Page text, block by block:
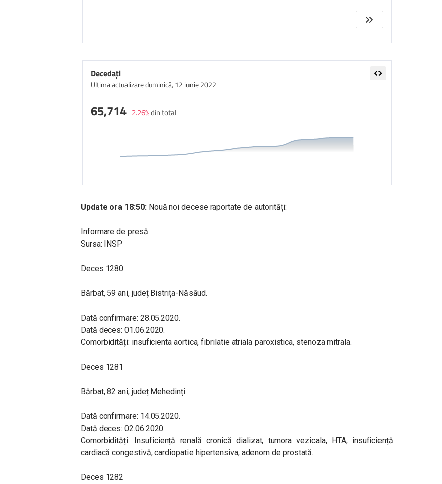
Update ora 18:50: Nouă noi decese raportate de autorități:
Informare de presă
Sursa: INSP
Deces 1280
Bărbat, 59 ani, județ Bistrița-Năsăud.
Dată confirmare: 28.05.2020.
Dată deces: 01.06.2020.
Comorbidități: insuficienta aortica, fibrilatie atriala paroxistica, stenoza mitrala.
Deces 1281
Bărbat, 82 ani, județ Mehedinți.
Dată confirmare: 14.05.2020.
Dată deces: 02.06.2020.
Comorbidități: Insuficiență renală cronică dializat, tumora vezicala, HTA, insuficiență
cardiacă congestivă, cardiopatie hipertensiva, adenom de prostată.
Deces 1282